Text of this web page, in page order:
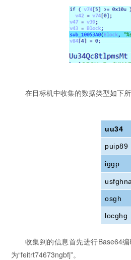
在目标机中收集的数据类型如下所
uu34
puip89
iggp
osgh
locghg
收集到的信息首先进行Base64
为“feitrt74673ngbfj”。